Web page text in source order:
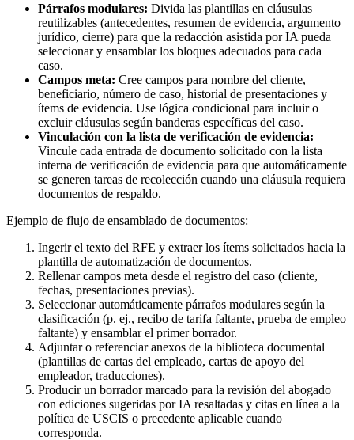
Párrafos modulares: Divida las plantillas en cláusulas
reutilizables (antecedentes, resumen de evidencia, argumento
jurídico, cierre) para que la redacción asistida por IA pueda
seleccionar y ensamblar los bloques adecuados para cada
caso.
Campos meta: Cree campos para nombre del cliente,
beneficiario, número de caso, historial de presentaciones y
ítems de evidencia. Use lógica condicional para incluir o
excluir cláusulas según banderas específicas del caso.
Vinculación con la lista de verificación de evidencia:
Vincule cada entrada de documento solicitado con la lista
interna de verificación de evidencia para que automáticamente
se generen tareas de recolección cuando una cláusula requiera
documentos de respaldo.
Ejemplo de flujo de ensamblado de documentos:
Ingerir el texto del RFE y extraer los ítems solicitados hacia la
plantilla de automatización de documentos.
Rellenar campos meta desde el registro del caso (cliente,
fechas, presentaciones previas).
Seleccionar automáticamente párrafos modulares según la
clasificación (p. ej., recibo de tarifa faltante, prueba de empleo
faltante) y ensamblar el primer borrador.
Adjuntar o referenciar anexos de la biblioteca documental
(plantillas de cartas del empleado, cartas de apoyo del
empleador, traducciones).
Producir un borrador marcado para la revisión del abogado
con ediciones sugeridas por IA resaltadas y citas en línea a la
política de USCIS o precedente aplicable cuando
corresponda.